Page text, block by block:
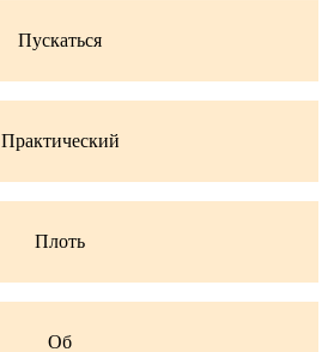
Пускаться
Практический
Плоть
Об